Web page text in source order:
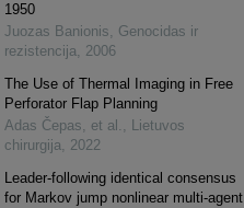
1950
Juozas Banionis, Genocidas ir
rezistencija, 2006
The Use of Thermal Imaging in Free
Perforator Flap Planning
Adas Čepas, et al. , Lietuvos
chirurgija, 2022
Leader-following identical consensus
for Markov jump nonlinear multi-agent